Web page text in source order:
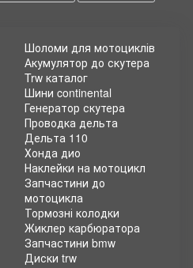
Шоломи для мотоциклів
Акумулятор до скутера
Trw каталог
Шини continental
Генератор скутера
Проводка дельта
Дельта 110
Хонда дио
Наклейки на мотоцикл
Запчастини до
мотоцикла
Тормозні колодки
Жиклер карбюратора
Запчастини bmw
Диски trw